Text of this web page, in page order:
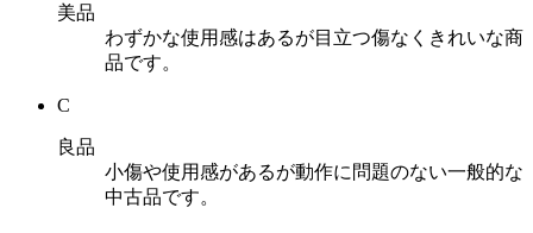
美品
わずかな使用感はあるが目立つ傷なくきれいな商
品です。
C
良品
小傷や使用感があるが動作に問題のない一般的な
中古品です。